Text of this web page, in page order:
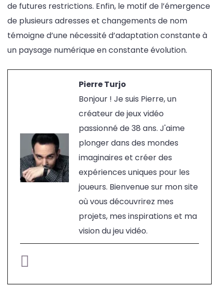
de futures restrictions. Enfin, le motif de l’émergence
de plusieurs adresses et changements de nom
témoigne d’une nécessité d’adaptation constante à
un paysage numérique en constante évolution.
Pierre Turjo
Bonjour ! Je suis Pierre, un
créateur de jeux vidéo
passionné de 38 ans. J'aime
plonger dans des mondes
imaginaires et créer des
expériences uniques pour les
joueurs. Bienvenue sur mon site
où vous découvrirez mes
projets, mes inspirations et ma
vision du jeu vidéo.